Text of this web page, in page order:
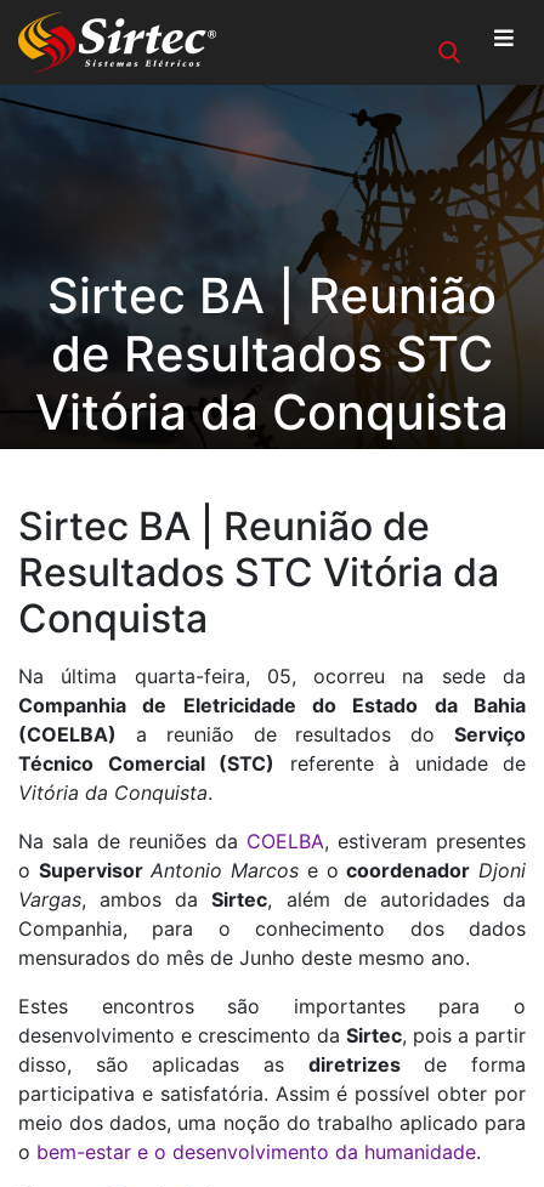
Sirtec BA | Reunião
de Resultados STC
Vitória da Conquista
Sirtec BA | Reunião de
Resultados STC Vitória da
Conquista
Na última quarta-feira, 05, ocorreu na sede da
Companhia de Eletricidade do Estado da Bahia
(COELBA) a reunião de resultados do Serviço
Técnico Comercial (STC) referente à unidade de
Vitória da Conquista.
Na sala de reuniões da COELBA, estiveram presentes
o Supervisor Antonio Marcos e ocoordenador Djoni
Vargas, ambos daSirtec, além de autoridades da
Companhia, para o conhecimento dos dados
mensurados do mês de Junho deste mesmo ano.
Estes encontros são importantes para o
desenvolvimento e crescimento da Sirtec, pois a partir
disso, são aplicadas as diretrizesde forma
participativa e satisfatória. Assim é possível obter por
meio dos dados, uma noção do trabalho aplicado para
o bem-estar e o desenvolvimento da humanidade.